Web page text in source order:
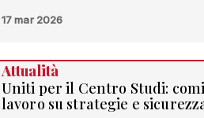
17 mar 2026
Attualità
Uniti per il Centro Studi:
lavoro su strategie e